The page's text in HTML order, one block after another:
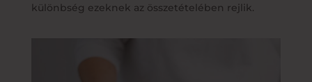
különbség ezeknek az összetételében rejlik.